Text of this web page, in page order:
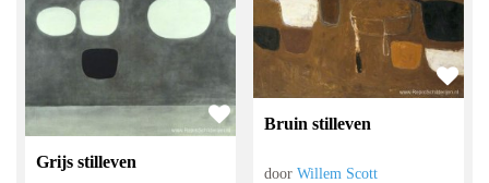
Grijs stilleven
Bruin stilleven
doorWillem Scott